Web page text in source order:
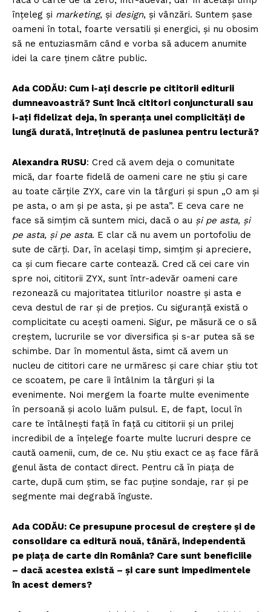
înțeleg și marketing, și design, și vânzări. Suntem şase
oameni în total, foarte versatili şi energici, şi nu obosim
să ne entuziasmăm când e vorba să aducem anumite
idei la care ţinem către public.
Ada CODĂU: Cum i-ați descrie pe cititorii editurii
dumneavoastră? Sunt încă cititori conjuncturali sau
i-ați fidelizat deja, în speranța unei complicități de
lungă durată, întreținută de pasiunea pentru lectură?
Alexandra RUSU: Cred că avem deja o comunitate
mică, dar foarte fidelă de oameni care ne știu și care
au toate cărțile ZYX, care vin la târguri și spun „O am și
pe asta, o am și pe asta, și pe asta”. E ceva care ne
face să simțim că suntem mici, dacă o au și pe asta, și
pe asta, și pe asta. E clar că nu avem un portofoliu de
sute de cărți. Dar, în același timp, simțim și apreciere,
ca şi cum fiecare carte contează. Cred că cei care vin
spre noi, cititorii ZYX, sunt într-adevăr oameni care
rezonează cu majoritatea titlurilor noastre și asta e
ceva destul de rar și de prețios. Cu siguranţă există o
complicitate cu acești oameni. Sigur, pe măsură ce o să
creștem, lucrurile se vor diversifica și s-ar putea să se
schimbe. Dar în momentul ăsta, simt că avem un
nucleu de cititori care ne urmăresc și care chiar știu tot
ce scoatem, pe care îi întâlnim la târguri și la
evenimente. Noi mergem la foarte multe evenimente
în persoană și acolo luăm pulsul. E, de fapt, locul în
care te întâlnești faţă în faţă cu cititorii și un prilej
incredibil de a înțelege foarte multe lucruri despre ce
caută oamenii, cum, de ce. Nu știu exact ce aș face fără
genul ăsta de contact direct. Pentru că în piața de
carte, după cum știm, se fac puține sondaje, rar și pe
segmente mai degrabă înguste.
Ada CODĂU: Ce presupune procesul de creștere și de
consolidare ca editură nouă, tânără, independentă
pe piața de carte din România? Care sunt beneficiile
– dacă acestea există – și care sunt impedimentele
în acest demers?